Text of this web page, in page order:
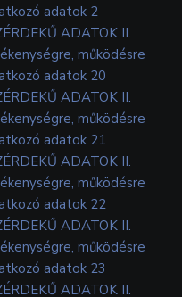
adatok 2
ADATOK II.
működésre
adatok 20
ADATOK II.
működésre
adatok 21
ADATOK II.
működésre
adatok 22
ADATOK II.
működésre
adatok 23
ADATOK II.